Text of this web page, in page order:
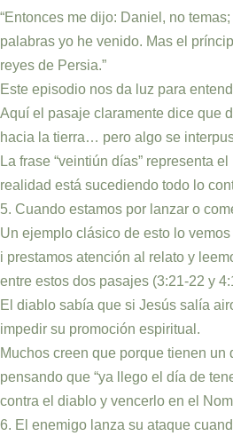
“Entonces me dijo: Daniel, no
palabras yo he venido. Mas el
reyes de Persia.”
Este episodio nos da luz para
Aquí el pasaje claramente dice que
hacia la tierra… pero algo se
La frase “veintiún días” representa
realidad está sucediendo todo lo
5. Cuando estamos por lanzar o
Un ejemplo clásico de esto lo
i prestamos atención al relato y
entre estos dos pasajes (3:21-22 y
El diablo sabía que si Jesús salía
impedir su promoción espiritual.
Muchos creen que porque tienen
pensando que “ya llego el día de
contra el diablo y vencerlo en el
6. El enemigo lanza su ataque